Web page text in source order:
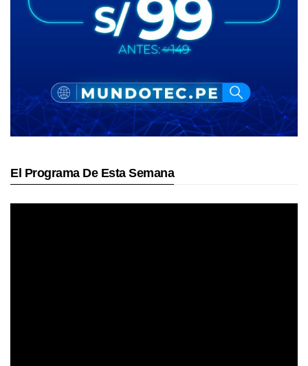
El Programa De Esta Semana